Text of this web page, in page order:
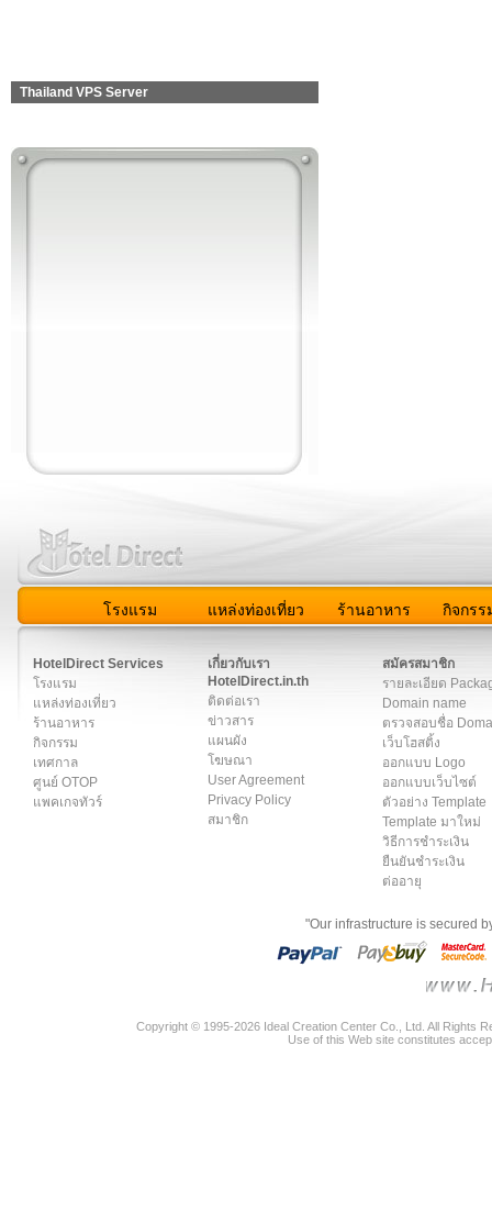
Thailand VPS Server
โรงแรม แหล่งท่องเที่ยว ร้านอาหาร กิจกรร
HotelDirect Services
โรงแรม
แหล่งท่องเที่ยว
ร้านอาหาร
กิจกรรม
เทศกาล
ศูนย์ OTOP
แพคเกจทัวร์
เกี่ยวกับเรา
HotelDirect.in.th
ติดต่อเรา
ข่าวสาร
แผนผัง
โฆษณา
User Agreement
Privacy Policy
สมาชิก
สมัครสมาชิก
รายละเอียด
Domain name
ตรวจสอบชื่อ
เว็บโฮสติ้ง
ออกแบบ Logo
ออกแบบเว็บไซต์
ตัวอย่าง Template
Template มาใหม่
วิธีการชำระเงิน
ยืนยันชำระเงิน
ต่ออายุ
"Our infrastructure is secured
Copyright © 1995-2026 Ideal Creation Center Co., Ltd. All Rights
Use of this Web site constitutes